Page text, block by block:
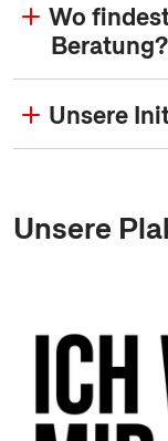
Wo
Beratung?
Unsere
Unsere